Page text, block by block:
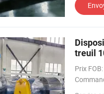
treuil
Prix FOB: